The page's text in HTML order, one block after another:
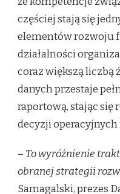
częściej stają się
elementów rozwoju
działalności
coraz większą liczbą
danych przestaje
raportową, stając się
decyzji operacyjnych
– To wyróżnienie
obranej strategii
Samagalski, prezes